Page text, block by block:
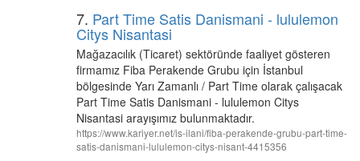
7. Part Time Satis Danismani - lululemon
Citys Nisantasi
Mağazacılık (Ticaret) sektöründe faaliyet gösteren
firmamız Fiba Perakende Grubu için İstanbul
bölgesinde Yarı Zamanlı / Part Time olarak çalışacak
Part Time Satis Danismani - lululemon Citys
Nisantasi arayışımız bulunmaktadır.
https://www.kariyer.net/is-ilani/fiba-perakende-grubu-part-time-
satis-danismani-lululemon-citys-nisant-4415356